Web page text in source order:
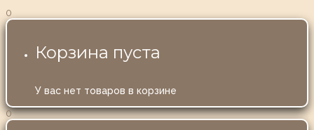
0
Корзина пуста
У вас нет товаров в корзине
0